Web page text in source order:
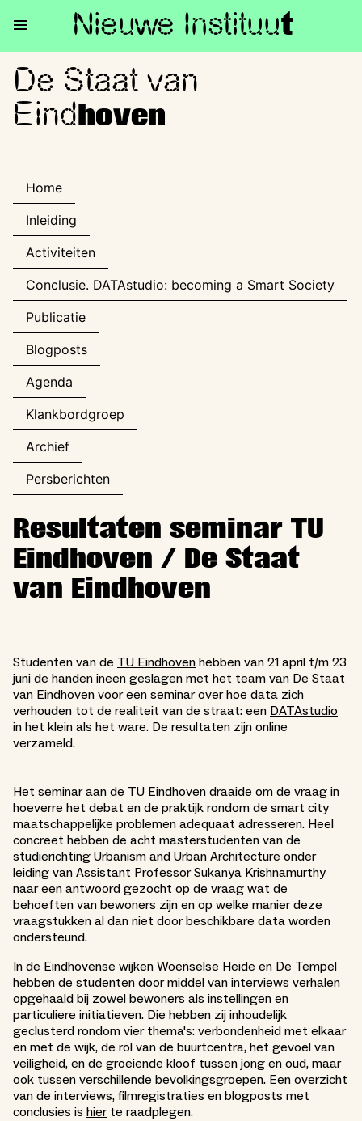
Nieuwe Instituut
De Staat van Eindhoven
De Staat van
Eind hoven
Home
Inleiding
Activiteiten
Conclusie. DATAstudio: becoming a Smart Society
Publicatie
Blogposts
Agenda
Klankbordgroep
Archief
Persberichten
Resultaten seminar TU
Eindhoven / De Staat
van Eindhoven
Studenten van de TU Eindhoven hebben van 21 april t/m 23
juni de handen ineen geslagen met het team van De Staat
van Eindhoven voor een seminar over hoe data zich
verhouden tot de realiteit van de straat: een DATAstudio
in het klein als het ware. De resultaten zijn online
verzameld.
Het seminar aan de TU Eindhoven draaide om de vraag in
hoeverre het debat en de praktijk rondom de smart city
maatschappelijke problemen adequaat adresseren. Heel
concreet hebben de acht masterstudenten van de
studierichting Urbanism and Urban Architecture onder
leiding van Assistant Professor Sukanya Krishnamurthy
naar een antwoord gezocht op de vraag wat de
behoeften van bewoners zijn en op welke manier deze
vraagstukken al dan niet door beschikbare data worden
ondersteund.
In de Eindhovense wijken Woenselse Heide en De Tempel
hebben de studenten door middel van interviews verhalen
opgehaald bij zowel bewoners als instellingen en
particuliere initiatieven. Die hebben zij inhoudelijk
geclusterd rondom vier thema's: verbondenheid met elkaar
en met de wijk, de rol van de buurtcentra, het gevoel van
veiligheid, en de groeiende kloof tussen jong en oud, maar
ook tussen verschillende bevolkingsgroepen. Een overzicht
van de interviews, filmregistraties en blogposts met
conclusies is hierte raadplegen.